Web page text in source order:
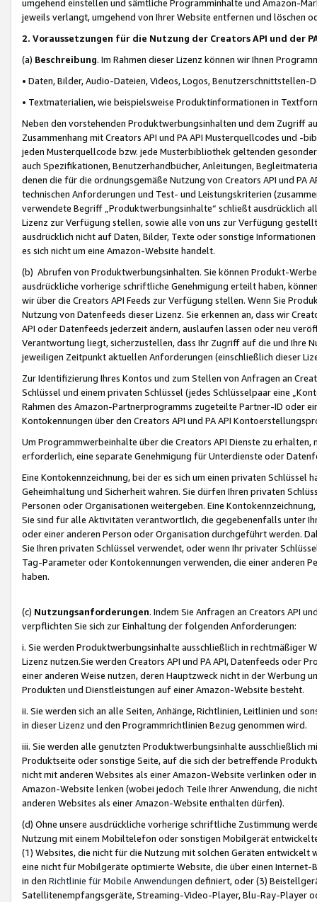
umgehend einstellen und sämtliche Programminhalte und Amazon-
jeweils verlangt, umgehend von Ihrer Website entfernen und löschen
2. Voraussetzungen für die Nutzung der Creators API und der
(a) Beschreibung. Im Rahmen dieser Lizenz können wir Ihnen
• Daten, Bilder, Audio-Dateien, Videos, Logos, Benutzerschnittstellen-
• Textmaterialien, wie beispielsweise Produktinformationen in
Neben den vorstehenden Produktwerbungsinhalten und dem Zugriff
Zusammenhang mit Creators API und PA API Musterquellcodes und
jeden Musterquellcode bzw. jede Musterbibliothek geltenden
auch Spezifikationen, Benutzerhandbücher, Anleitungen,
denen die für die ordnungsgemäße Nutzung von Creators API und PA
technischen Anforderungen und Test- und Leistungskriterien
verwendete Begriff „Produktwerbungsinhalte“ schließt ausdrücklich
Lizenz zur Verfügung stellen, sowie alle von uns zur Verfügung
ausdrücklich nicht auf Daten, Bilder, Texte oder sonstige
es sich nicht um eine Amazon-Website handelt.
(b) Abrufen von Produktwerbungsinhalten. Sie können Produkt-
ausdrückliche vorherige schriftliche Genehmigung erteilt haben,
wir über die Creators API Feeds zur Verfügung stellen. Wenn Sie
Nutzung von Datenfeeds dieser Lizenz. Sie erkennen an, dass wir
API oder Datenfeeds jederzeit ändern, auslaufen lassen oder neu
Verantwortung liegt, sicherzustellen, dass Ihr Zugriff auf die und Ihre
jeweiligen Zeitpunkt aktuellen Anforderungen (einschließlich dieser
Zur Identifizierung Ihres Kontos und zum Stellen von Anfragen an
Schlüssel und einem privaten Schlüssel (jedes Schlüsselpaar eine
Rahmen des Amazon-Partnerprogramms zugeteilte Partner-ID oder
Kontokennungen über den Creators API und PA API
Um Programmwerbeinhalte über die Creators API Dienste zu
erforderlich, eine separate Genehmigung für Unterdienste oder
Eine Kontokennzeichnung, bei der es sich um einen privaten
Geheimhaltung und Sicherheit wahren. Sie dürfen Ihren privaten
Personen oder Organisationen weitergeben. Eine
Sie sind für alle Aktivitäten verantwortlich, die gegebenenfalls unter
oder einer anderen Person oder Organisation durchgeführt werden.
Sie Ihren privaten Schlüssel verwendet, oder wenn Ihr privater
Tag-Parameter oder Kontokennungen verwenden, die einer anderen
haben.
(c) Nutzungsanforderungen. Indem Sie Anfragen an Creators API
verpflichten Sie sich zur Einhaltung der folgenden Anforderungen:
i. Sie werden Produktwerbungsinhalte ausschließlich in rechtmäßiger
Lizenz nutzen.Sie werden Creators API und PA API, Datenfeeds oder
einer anderen Weise nutzen, deren Hauptzweck nicht in der Werbung
Produkten und Dienstleistungen auf einer Amazon-Website besteht.
ii. Sie werden sich an alle Seiten, Anhänge, Richtlinien, Leitlinien und
in dieser Lizenz und den Programmrichtlinien Bezug genommen wird.
iii. Sie werden alle genutzten Produktwerbungsinhalte ausschließlich
Produktseite oder sonstige Seite, auf die sich der betreffende
nicht mit anderen Websites als einer Amazon-Website verlinken oder
Amazon-Website lenken (wobei jedoch Teile Ihrer Anwendung, die
anderen Websites als einer Amazon-Website enthalten dürfen).
(d) Ohne unsere ausdrückliche vorherige schriftliche Zustimmung
Nutzung mit einem Mobiltelefon oder sonstigen Mobilgerät
(1) Websites, die nicht für die Nutzung mit solchen Geräten
eine nicht für Mobilgeräte optimierte Website, die über einen
in den Richtlinie für Mobile Anwendungen definiert, oder (3)
Satellitenempfangsgeräte, Streaming-Video-Player, Blu-Ray-Player